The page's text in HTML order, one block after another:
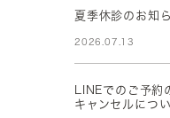
夏季休診のお知
2026.07.13
LINEでのご予約
キャンセルにつ